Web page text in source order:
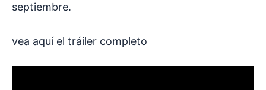
septiembre.
vea aquí el tráiler completo